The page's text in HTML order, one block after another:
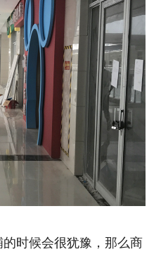
时候会很犹豫，那么商